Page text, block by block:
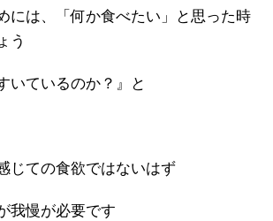
には、「何か食べたい」と思った時
う
いているのか？』と
じての食欲ではないはず
我慢が必要です